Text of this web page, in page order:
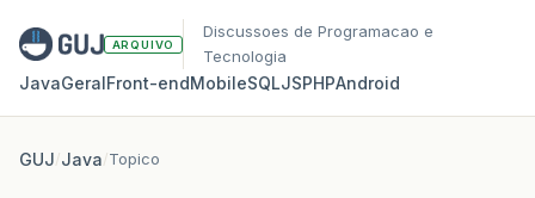
ARQUIVO
Discussoes de Programacao e
Tecnologia
JavaGeralFront‑endMobileSQLJSPHPAndroid
GUJ/Java/Topico